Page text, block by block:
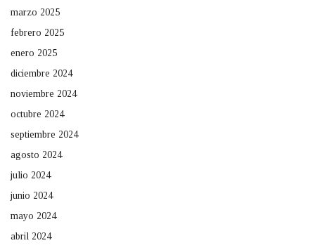
marzo 2025
febrero 2025
enero 2025
diciembre 2024
noviembre 2024
octubre 2024
septiembre 2024
agosto 2024
julio 2024
junio 2024
mayo 2024
abril 2024